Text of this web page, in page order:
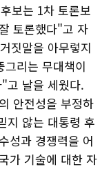
보는 1차 토론보
토론했다"고 자
짓말을 아무렇지
리는 무대책이
고 날을 세웠다.
안전성을 부정하
지 않는 대통령 후
성과 경쟁력을 어
가 기술에 대한 자